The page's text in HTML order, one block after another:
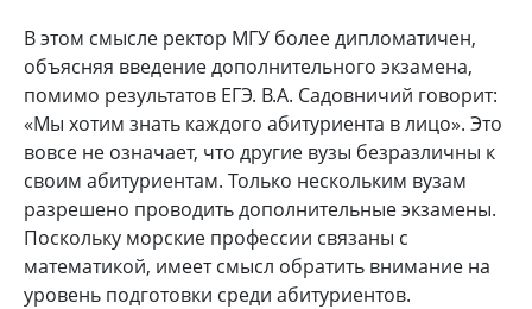
В этом смысле ректор МГУ более дипломатичен,
объясняя введение дополнительного экзамена,
помимо результатов ЕГЭ. В.А. Садовничий говорит:
«Мы хотим знать каждого абитуриента в лицо». Это
вовсе не означает, что другие вузы безразличны к
своим абитуриентам. Только нескольким вузам
разрешено проводить дополнительные экзамены.
Поскольку морские профессии связаны с
математикой, имеет смысл обратить внимание на
уровень подготовки среди абитуриентов.